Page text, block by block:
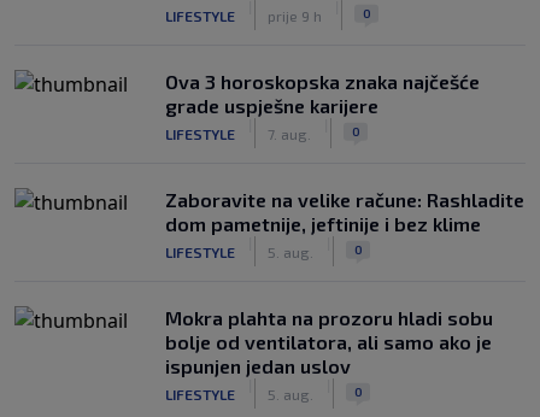
LIFESTYLE prije 9 h 0
Ova 3 horoskopska znaka najčešće
grade uspješne karijere
LIFESTYLE 7. aug. 0
Zaboravite na velike račune: Rashladite
dom pametnije, jeftinije i bez klime
LIFESTYLE 5. aug. 0
Mokra plahta na prozoru hladi sobu
bolje od ventilatora, ali samo ako je
ispunjen jedan uslov
LIFESTYLE 5. aug. 0